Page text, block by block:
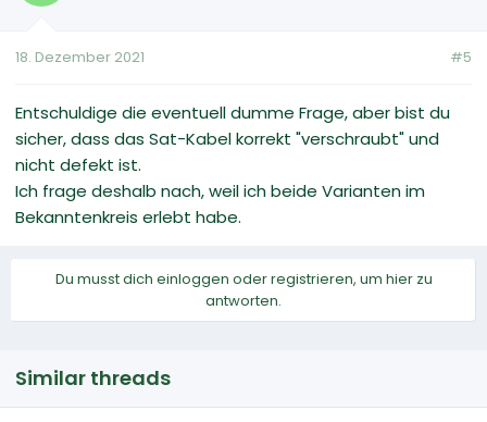
18. Dezember 2021 #5
Entschuldige die eventuell dumme Frage, aber bist du
sicher, dass das Sat-Kabel korrekt "verschraubt" und
nicht defekt ist.
Ich frage deshalb nach, weil ich beide Varianten im
Bekanntenkreis erlebt habe.
Du musst dich einloggen oder registrieren, um hier zu
antworten.
Similar threads